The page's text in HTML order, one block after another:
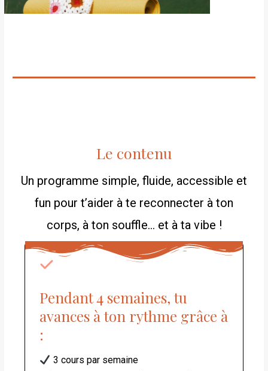
Le contenu
Un programme simple, fluide, accessible et
fun pour t’aider à te reconnecter à ton
corps, à ton souffle… et à ta vibe !
Pendant 4 semaines, tu
avances à ton rythme grâce à
:
3 cours par semaine